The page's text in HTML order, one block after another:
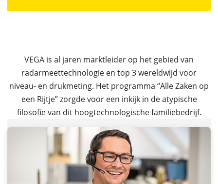
VEGA is al jaren marktleider op het gebied van
radarmeettechnologie en top 3 wereldwijd voor
niveau- en drukmeting. Het programma “Alle Zaken op
een Rijtje” zorgde voor een inkijk in de atypische
filosofie van dit hoogtechnologische familiebedrijf.